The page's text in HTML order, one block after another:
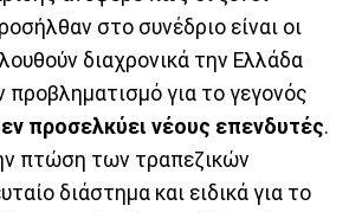
στο συνέδριο είναι οι
διαχρονικά την Ελλάδα
προβληματισμό για το γεγονός
προσελκύει νέους επενδυτές.
πτώση των τραπεζικών
διάστημα και ειδικά για το